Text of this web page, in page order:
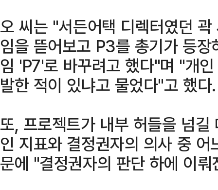
오 씨는 "서든어택 디렉터였던
임을 뜯어보고 P3를 총기가 등
임 'P7'로 바꾸려고 했다"며 "개
발한 적이 있냐고 물었다"고 했다.
또, 프로젝트가 내부 허들을 넘
인 지표와 결정권자의 의사 중
문에 "결정권자의 판단 하에 이